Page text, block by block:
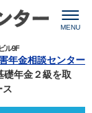
ル9F
MENU
年金相談センター
礎年金２級を取
ス